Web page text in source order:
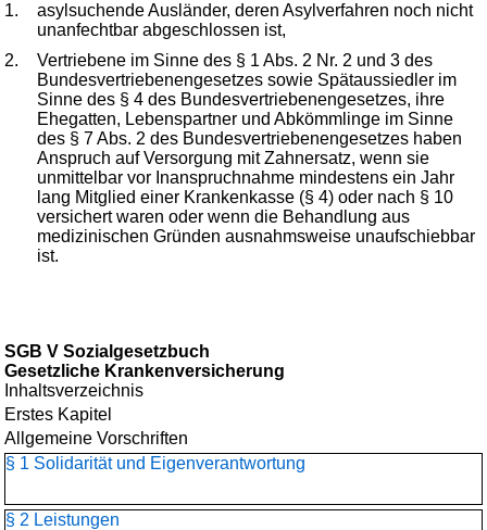
1.
asylsuchende Ausländer, deren Asylverfahren noch nicht
unanfechtbar abgeschlossen ist,
2.
Vertriebene im Sinne des § 1 Abs. 2 Nr. 2 und 3 des
Bundesvertriebenengesetzes sowie Spätaussiedler im
Sinne des § 4 des Bundesvertriebenengesetzes, ihre
Ehegatten, Lebenspartner und Abkömmlinge im Sinne
des § 7 Abs. 2 des Bundesvertriebenengesetzes haben
Anspruch auf Versorgung mit Zahnersatz, wenn sie
unmittelbar vor Inanspruchnahme mindestens ein Jahr
lang Mitglied einer Krankenkasse (§ 4) oder nach § 10
versichert waren oder wenn die Behandlung aus
medizinischen Gründen ausnahmsweise unaufschiebbar
ist.
SGB V Sozialgesetzbuch
Gesetzliche Krankenversicherung
Inhaltsverzeichnis
Erstes Kapitel
Allgemeine Vorschriften
§ 1 Solidarität und Eigenverantwortung
§ 2 Leistungen